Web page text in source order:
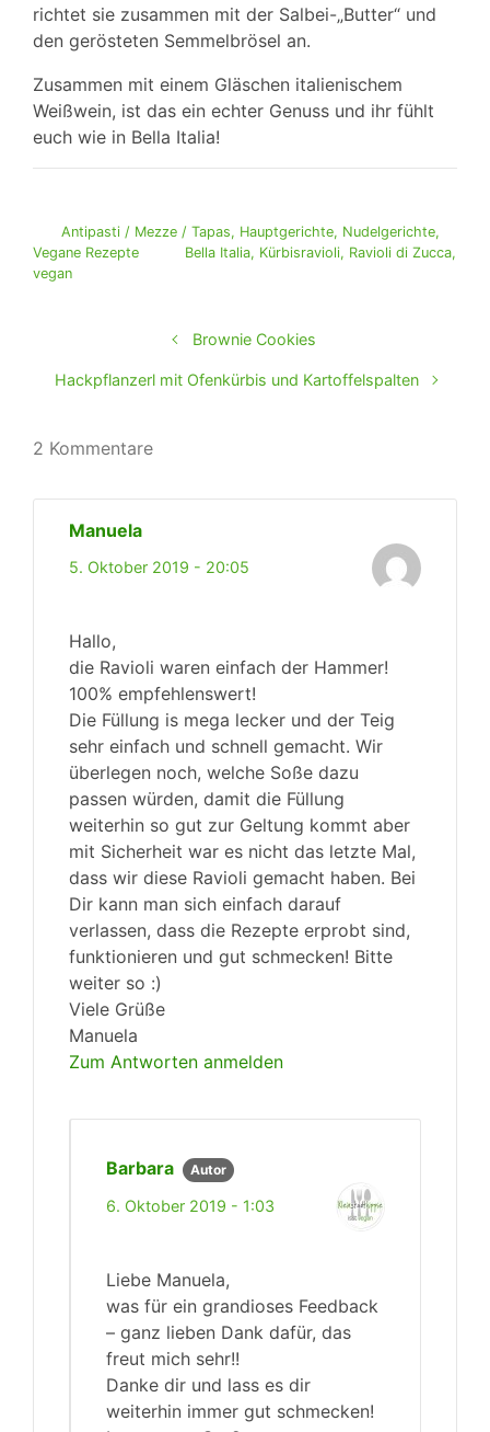
richtet sie zusammen mit der Salbei-„Butter“ und
den gerösteten Semmelbrösel an.
Zusammen mit einem Gläschen italienischem
Weißwein, ist das ein echter Genuss und ihr fühlt
euch wie in Bella Italia!
Antipasti / Mezze / Tapas, Hauptgerichte, Nudelgerichte,
Vegane Rezepte
Bella Italia, Kürbisravioli, Ravioli di Zucca,
vegan
Brownie Cookies
Hackpflanzerl mit Ofenkürbis und Kartoffelspalten
2 Kommentare
Manuela
5. Oktober 2019 - 20:05
Hallo,
die Ravioli waren einfach der Hammer!
100% empfehlenswert!
Die Füllung is mega lecker und der Teig
sehr einfach und schnell gemacht. Wir
überlegen noch, welche Soße dazu
passen würden, damit die Füllung
weiterhin so gut zur Geltung kommt aber
mit Sicherheit war es nicht das letzte Mal,
dass wir diese Ravioli gemacht haben. Bei
Dir kann man sich einfach darauf
verlassen, dass die Rezepte erprobt sind,
funktionieren und gut schmecken! Bitte
weiter so :)
Viele Grüße
Manuela
Zum Antworten anmelden
Barbara Autor
6. Oktober 2019 - 1:03
Liebe Manuela,
was für ein grandioses Feedback
– ganz lieben Dank dafür, das
freut mich sehr!!
Danke dir und lass es dir
weiterhin immer gut schmecken!